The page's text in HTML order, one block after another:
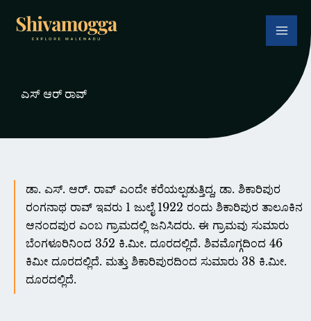
content
ಎಸ್ ಆರ್ ರಾವ್
ಡಾ. ಎಸ್. ಆರ್. ರಾವ್ ಎಂದೇ ಕರೆಯಲ್ಪಡುತ್ತಿದ್ದ, ಡಾ. ಶಿಕಾರಿಪುರ
ರಂಗನಾಥ ರಾವ್ ಇವರು 1 ಜುಲೈ 1922 ರಂದು ಶಿಕಾರಿಪುರ ತಾಲೂಕಿನ
ಆನಂದಪುರ ಎಂಬ ಗ್ರಾಮದಲ್ಲಿ ಜನಿಸಿದರು. ಈ ಗ್ರಾಮವು ಸುಮಾರು
ಬೆಂಗಳೂರಿನಿಂದ 352 ಕಿ.ಮೀ. ದೂರದಲ್ಲಿದೆ. ಶಿವಮೊಗ್ಗದಿಂದ 46
ಕಿಮೀ ದೂರದಲ್ಲಿದೆ. ಮತ್ತು ಶಿಕಾರಿಪುರದಿಂದ ಸುಮಾರು 38 ಕಿ.ಮೀ.
ದೂರದಲ್ಲಿದೆ.